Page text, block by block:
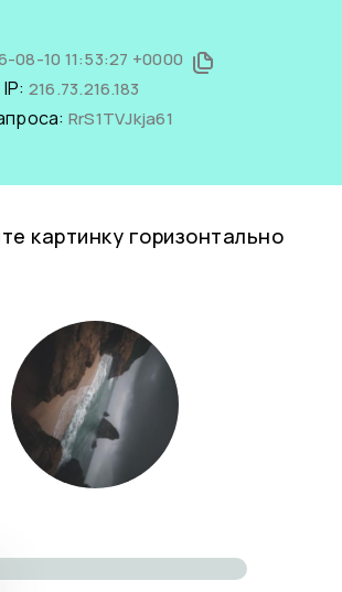
08-10 11:53:27 +0000
216.73.216.183
RrS1TVJkja61
картинку горизонтально